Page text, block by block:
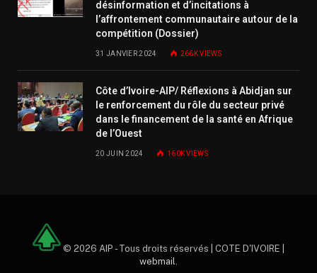
désinformation et d’incitations à
l’affrontement communautaire autour de la
compétition (Dossier)
31 JANVIER 2024 266KVIEWS
Côte d’Ivoire-AIP/ Réflexions à Abidjan sur
le renforcement du rôle du secteur privé
dans le financement de la santé en Afrique
de l’Ouest
20 JUIN 2024 160KVIEWS
© 2026 AIP - Tous droits réservés | COTE D'IVOIRE |
webmail.